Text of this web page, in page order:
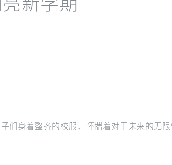
新学期
们身着整齐的校服，怀揣着对于未来的无